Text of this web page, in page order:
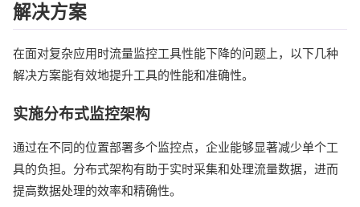
解决方案
在面对复杂应用时流量监控工具性能下降的问题上，以下几种
解决方案能有效地提升工具的性能和准确性。
实施分布式监控架构
通过在不同的位置部署多个监控点，企业能够显著减少单个工
具的负担。分布式架构有助于实时采集和处理流量数据，进而
提高数据处理的效率和精确性。